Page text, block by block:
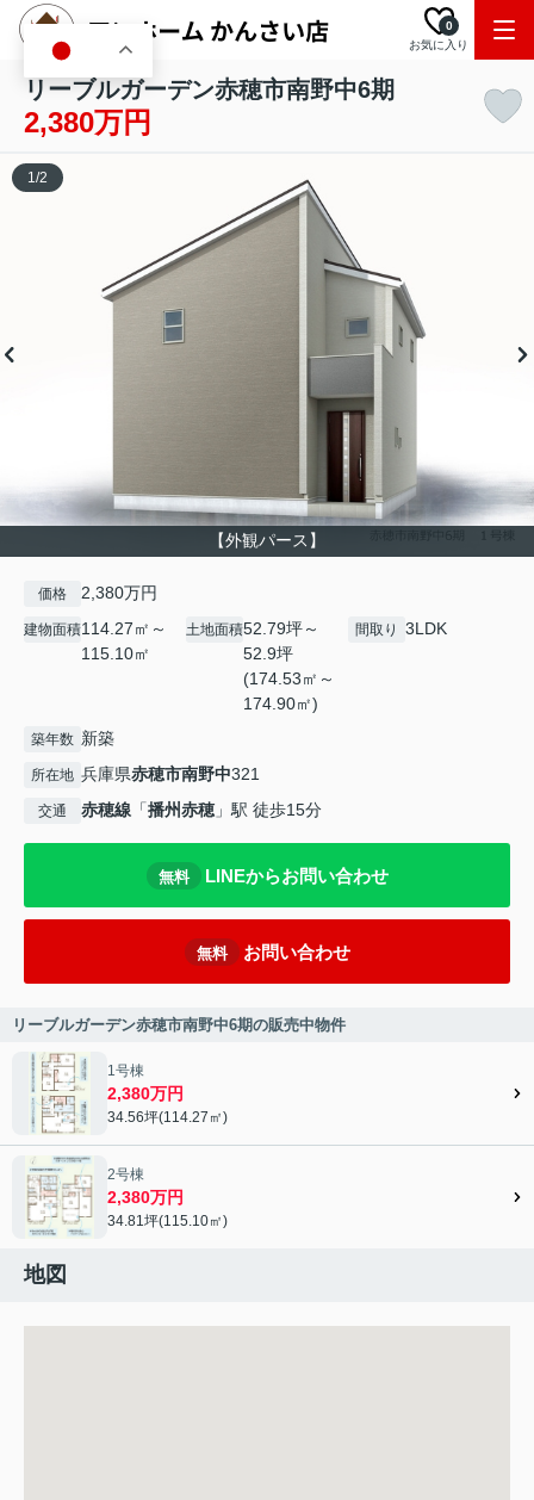
お気に入り
0
リーブルガーデン赤穂市南野中6期
2,380万円
【外観パース】
1/2
価格 2,380万円
建物面積114.27㎡～
115.10㎡
土地面積52.79坪～
52.9坪
(174.53㎡～
174.90㎡)
間取り 3LDK
築年数 新築
所在地 兵庫県赤穂市南野中321
交通 赤穂線 「播州赤穂」駅 徒歩15分
無料 LINEからお問い合わせ
無料 お問い合わせ
リーブルガーデン赤穂市南野中6期の販売中物件
1号棟
2,380万円
34.56坪(114.27㎡)
2号棟
2,380万円
34.81坪(115.10㎡)
地図